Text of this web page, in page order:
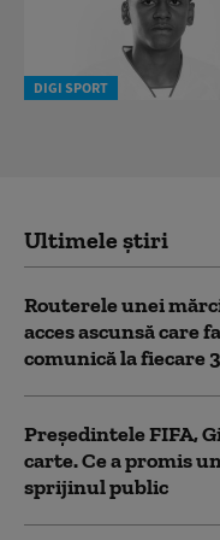
DIGI SPORT
Ultimele știri
Routerele unei
acces ascunsă care
comunică la fiecare
Președintele FIFA,
carte. Ce a promis
sprijinul public